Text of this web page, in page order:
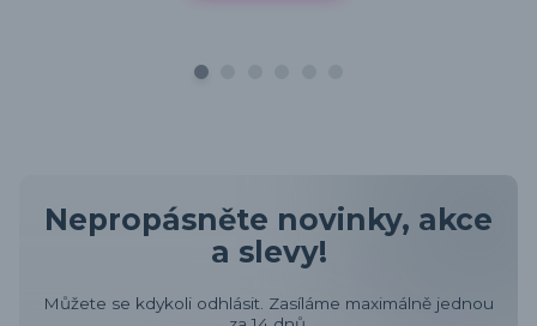
Nepropásněte novinky, akce
a slevy!
Můžete se kdykoli odhlásit. Zasíláme maximálně jednou